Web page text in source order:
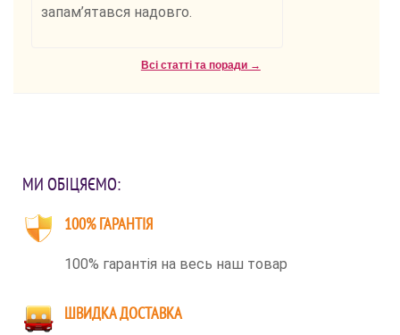
запам’ятався надовго.
Всі статті та поради →
МИ ОБІЦЯЄМО:
100% ГАРАНТІЯ
100% гарантія на весь наш товар
ШВИДКА ДОСТАВКА